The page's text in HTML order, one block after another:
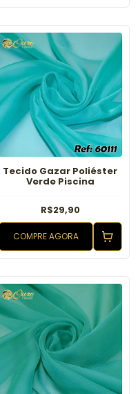
Tecido Gazar Poliéster
Verde Piscina
R$29,90
COMPRE AGORA